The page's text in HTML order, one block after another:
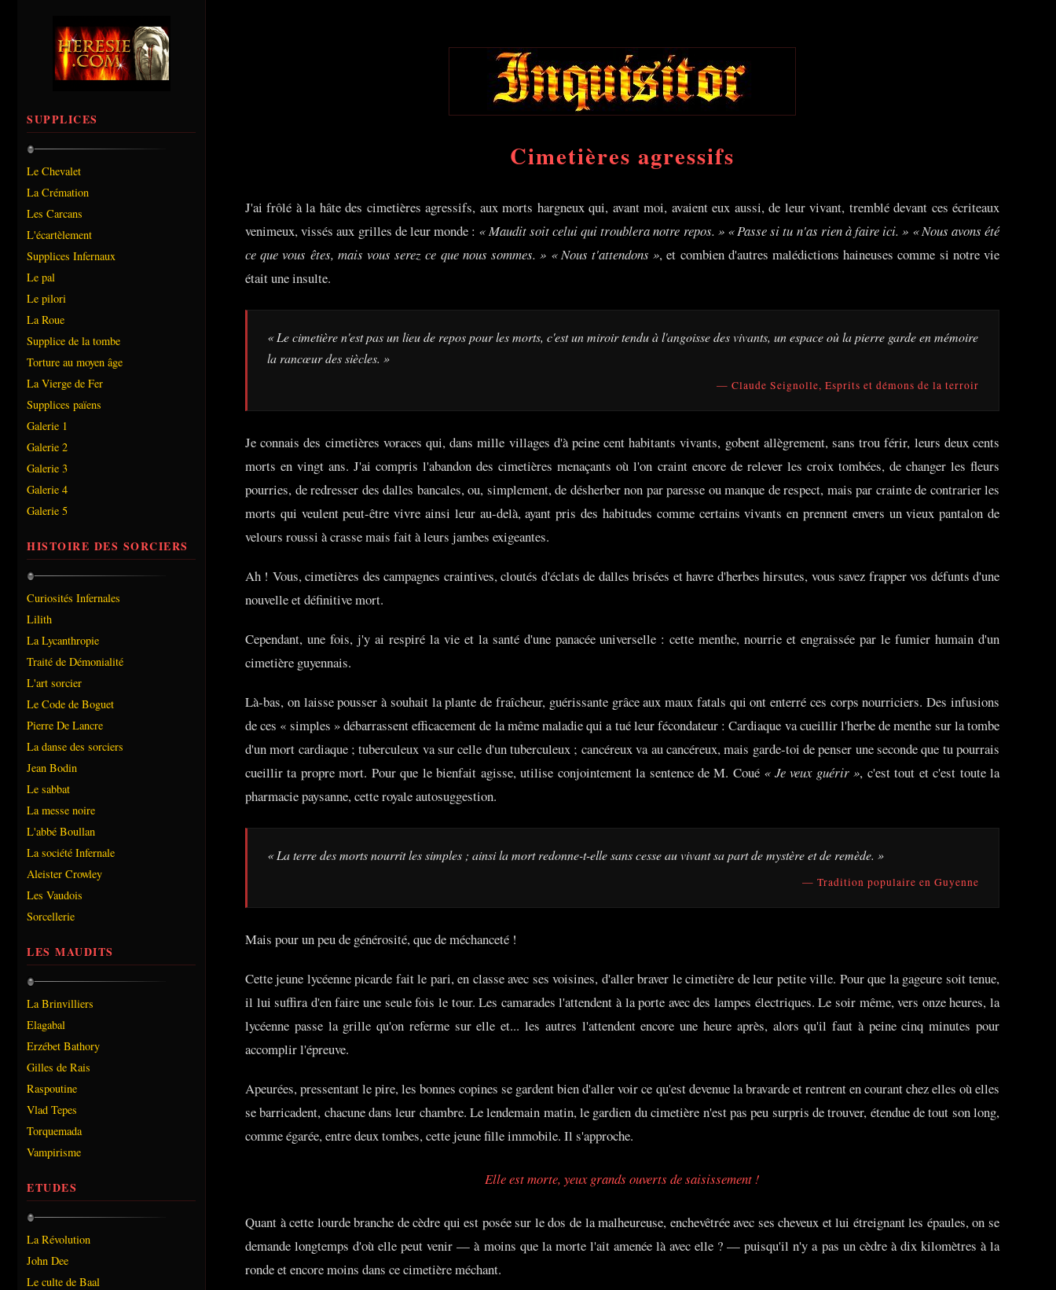
SUPPLICES
Le Chevalet
La Crémation
Les Carcans
L'écartèlement
Supplices Infernaux
Le pal
Le pilori
La Roue
Supplice de la tombe
Torture au moyen âge
La Vierge de Fer
Supplices païens
Galerie 1
Galerie 2
Galerie 3
Galerie 4
Galerie 5
HISTOIRE DES SORCIERS
Curiosités Infernales
Lilith
La Lycanthropie
Traité de Démonialité
L'art sorcier
Le Code de Boguet
Pierre De Lancre
La danse des sorciers
Jean Bodin
Le sabbat
La messe noire
L'abbé Boullan
La société Infernale
Aleister Crowley
Les Vaudois
Sorcellerie
LES MAUDITS
La Brinvilliers
Elagabal
Erzébet Bathory
Gilles de Rais
Raspoutine
Vlad Tepes
Torquemada
Vampirisme
ETUDES
La Révolution
John Dee
Le culte de Baal
Cimetières agressifs
J'ai frôlé à la hâte des cimetières agressifs, aux morts hargneux qui, avant moi, avaient eux aussi, de leur vivant, tremblé devant ces écriteaux
venimeux, vissés aux grilles de leur monde : « Maudit soit celui qui troublera notre repos. » « Passe si tu n'as rien à faire ici. » « Nous avons été
ce que vous êtes, mais vous serez ce que nous sommes. » « Nous t'attendons », et combien d'autres malédictions haineuses comme si notre vie
était une insulte.
« Le cimetière n'est pas un lieu de repos pour les morts, c'est un miroir tendu à l'angoisse des vivants, un espace où la pierre garde en mémoire
la rancœur des siècles. »
— Claude Seignolle, Esprits et démons de la terroir
Je connais des cimetières voraces qui, dans mille villages d'à peine cent habitants vivants, gobent allègrement, sans trou férir, leurs deux cents
morts en vingt ans. J'ai compris l'abandon des cimetières menaçants où l'on craint encore de relever les croix tombées, de changer les fleurs
pourries, de redresser des dalles bancales, ou, simplement, de désherber non par paresse ou manque de respect, mais par crainte de contrarier les
morts qui veulent peut-être vivre ainsi leur au-delà, ayant pris des habitudes comme certains vivants en prennent envers un vieux pantalon de
velours roussi à crasse mais fait à leurs jambes exigeantes.
Ah ! Vous, cimetières des campagnes craintives, cloutés d'éclats de dalles brisées et havre d'herbes hirsutes, vous savez frapper vos défunts d'une
nouvelle et définitive mort.
Cependant, une fois, j'y ai respiré la vie et la santé d'une panacée universelle : cette menthe, nourrie et engraissée par le fumier humain d'un
cimetière guyennais.
Là-bas, on laisse pousser à souhait la plante de fraîcheur, guérissante grâce aux maux fatals qui ont enterré ces corps nourriciers. Des infusions
de ces « simples » débarrassent efficacement de la même maladie qui a tué leur fécondateur : Cardiaque va cueillir l'herbe de menthe sur la tombe
d'un mort cardiaque ; tuberculeux va sur celle d'un tuberculeux ; cancéreux va au cancéreux, mais garde-toi de penser une seconde que tu pourrais
cueillir ta propre mort. Pour que le bienfait agisse, utilise conjointement la sentence de M. Coué « Je veux guérir », c'est tout et c'est toute la
pharmacie paysanne, cette royale autosuggestion.
« La terre des morts nourrit les simples ; ainsi la mort redonne-t-elle sans cesse au vivant sa part de mystère et de remède. »
— Tradition populaire en Guyenne
Mais pour un peu de générosité, que de méchanceté !
Cette jeune lycéenne picarde fait le pari, en classe avec ses voisines, d'aller braver le cimetière de leur petite ville. Pour que la gageure soit tenue,
il lui suffira d'en faire une seule fois le tour. Les camarades l'attendent à la porte avec des lampes électriques. Le soir même, vers onze heures, la
lycéenne passe la grille qu'on referme sur elle et... les autres l'attendent encore une heure après, alors qu'il faut à peine cinq minutes pour
accomplir l'épreuve.
Apeurées, pressentant le pire, les bonnes copines se gardent bien d'aller voir ce qu'est devenue la bravarde et rentrent en courant chez elles où elles
se barricadent, chacune dans leur chambre. Le lendemain matin, le gardien du cimetière n'est pas peu surpris de trouver, étendue de tout son long,
comme égarée, entre deux tombes, cette jeune fille immobile. Il s'approche.
Elle est morte, yeux grands ouverts de saisissement !
Quant à cette lourde branche de cèdre qui est posée sur le dos de la malheureuse, enchevêtrée avec ses cheveux et lui étreignant les épaules, on se
demande longtemps d'où elle peut venir — à moins que la morte l'ait amenée là avec elle ? — puisqu'il n'y a pas un cèdre à dix kilomètres à la
ronde et encore moins dans ce cimetière méchant.